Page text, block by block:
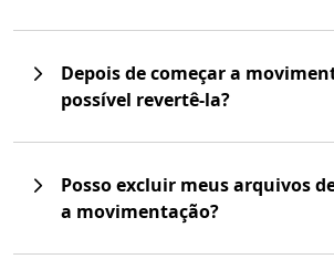
Depois de começar a
possível revertê-la?
Posso excluir meus arquivos
a movimentação?